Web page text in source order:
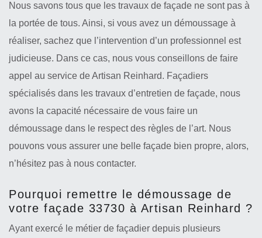
Nous savons tous que les travaux de façade ne sont pas à
la portée de tous. Ainsi, si vous avez un démoussage à
réaliser, sachez que l’intervention d’un professionnel est
judicieuse. Dans ce cas, nous vous conseillons de faire
appel au service de Artisan Reinhard. Façadiers
spécialisés dans les travaux d’entretien de façade, nous
avons la capacité nécessaire de vous faire un
démoussage dans le respect des règles de l’art. Nous
pouvons vous assurer une belle façade bien propre, alors,
n’hésitez pas à nous contacter.
Pourquoi remettre le démoussage de
votre façade 33730 à Artisan Reinhard ?
Ayant exercé le métier de façadier depuis plusieurs